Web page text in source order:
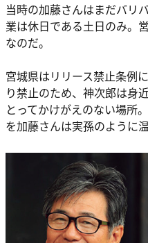
当時の加藤さんはまだバリ
業は休日である土日のみ。
なのだ。
宮城県はリリース禁止条例
り禁止のため、神次郎は身
とってかけがえのない場所
を加藤さんは実孫のように